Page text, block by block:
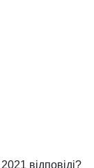
відповіді?